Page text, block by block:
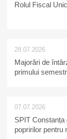
Rolul Fiscal Unic
28.07.2026
Majorări de
primului
07.07.2026
SPIT Constanța
popririlor pentru